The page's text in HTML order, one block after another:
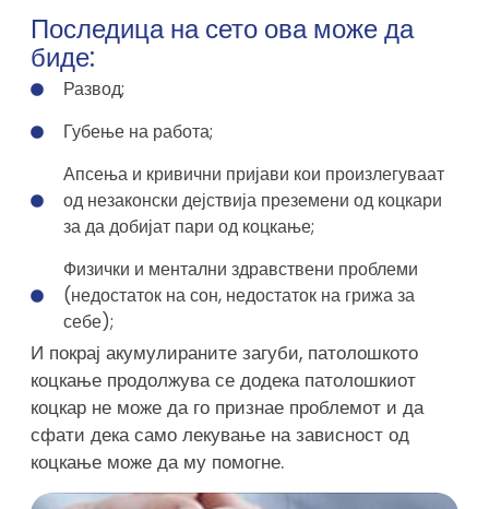
Последица на сето ова може да
биде:
Развод;
Губење на работа;
Апсења и кривични пријави кои произлегуваат
од незаконски дејствија преземени од коцкари
за да добијат пари од коцкање;
Физички и ментални здравствени проблеми
(недостаток на сон, недостаток на грижа за
себе);
И покрај акумулираните загуби, патолошкото
коцкање продолжува се додека патолошкиот
коцкар не може да го признае проблемот и да
сфати дека само лекување на зависност од
коцкање може да му помогне.